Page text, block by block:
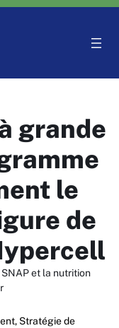
grande
le
de
SNAP et la nutrition
Stratégie de